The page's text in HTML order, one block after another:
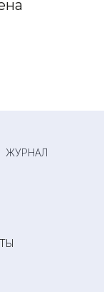
ЖУРНАЛ